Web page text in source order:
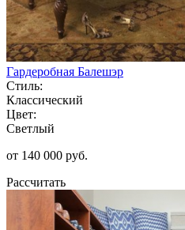
Гардеробная Балешэр
Стиль:
Классический
Цвет:
Светлый
от 140 000 руб.
Рассчитать